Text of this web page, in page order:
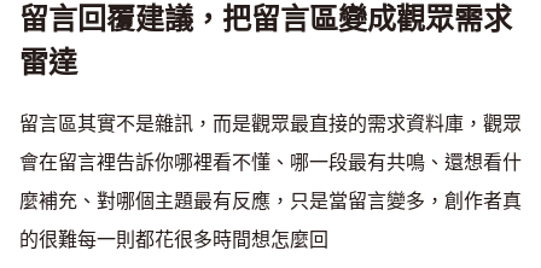
留言回覆建議，把留言區變成觀眾需求
雷達
留言區其實不是雜訊，而是觀眾最直接的需求資料庫，觀眾
會在留言裡告訴你哪裡看不懂、哪一段最有共鳴、還想看什
麼補充、對哪個主題最有反應，只是當留言變多，創作者真
的很難每一則都花很多時間想怎麼回